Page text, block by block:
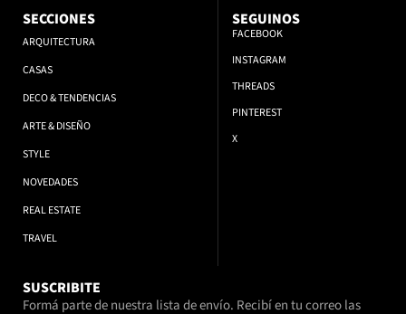
SECCIONES
ARQUITECTURA
CASAS
DECO & TENDENCIAS
ARTE & DISEÑO
STYLE
NOVEDADES
REAL ESTATE
TRAVEL
SEGUINOS
FACEBOOK
INSTAGRAM
THREADS
PINTEREST
X
SUSCRIBITE
Formá parte de nuestra lista de envío. Recibí en tu correo las